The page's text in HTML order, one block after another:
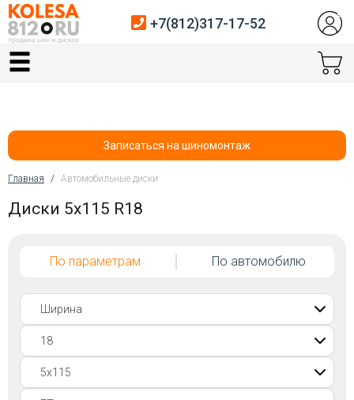
Главная
Автосервис
Датчики давления
Покупателям
Контакты
Войти на сайт
+7(812)317-17-52
Записаться на шиномонтаж
Вы здесь
Главная / Автомобильные диски
Диски 5x115 R18
По параметрам По автомобилю